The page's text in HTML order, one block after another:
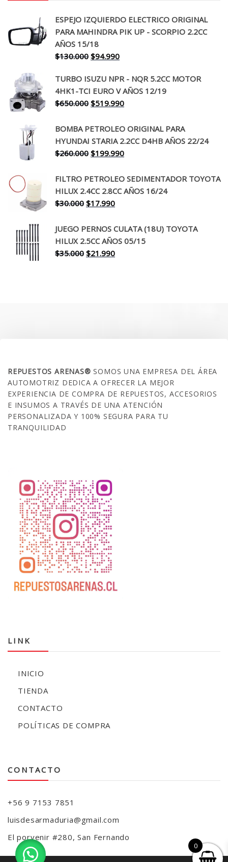
ESPEJO IZQUIERDO ELECTRICO ORIGINAL
PARA MAHINDRA PIK UP - SCORPIO 2.2CC
AÑOS 15/18
$130.000 El
original
era:
$130.000.
$94.990El
actual
es:
$94.990.
TURBO ISUZU NPR - NQR 5.2CC MOTOR
4HK1-TCI EURO V AÑOS 12/19
$650.000 El
original
era:
$650.000.
$519.990El
actual
es:
$519.990.
BOMBA PETROLEO ORIGINAL PARA
HYUNDAI STARIA 2.2CC D4HB AÑOS 22/24
$260.000 El
original
era:
$260.000.
$199.990El
actual
es:
FILTRO PETROLEO SEDIMENTADOR TOYOTA
HILUX 2.4CC 2.8CC AÑOS 16/24
$30.000 El
original
era:
$30.000.
$17.990El
actual
es:
$17.990.
JUEGO PERNOS CULATA (18U) TOYOTA
HILUX 2.5CC AÑOS 05/15
$35.000 El
$21.990El
REPUESTOS ARENAS®SOMOS UNA EMPRESA DEL ÁREA
AUTOMOTRIZ DEDICA A OFRECER LA MEJOR
EXPERIENCIA DE COMPRA DE REPUESTOS, ACCESORIOS
E INSUMOS A TRAVÉS DE UNA ATENCIÓN
PERSONALIZADA Y 100% SEGURA PARA TU
TRANQUILIDAD
LINK
INICIO
TIENDA
CONTACTO
POLÍTICAS DE COMPRA
CONTACTO
+56 9 7153 7851
luisdesarmaduria@gmail.com
El porvenir #280, San Fernando
0